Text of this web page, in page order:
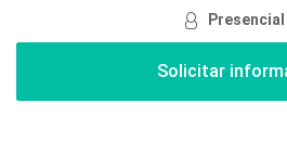
Presencial